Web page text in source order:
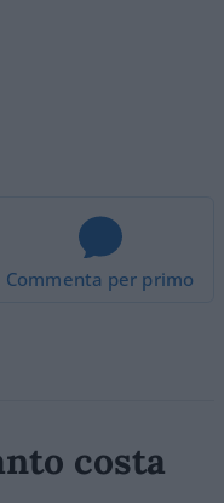
Commenta per primo
costa